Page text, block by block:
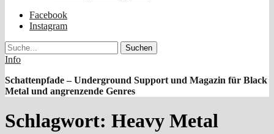
Facebook
Instagram
Suche
Info
Schattenpfade – Underground Support und Magazin für Black
Metal und angrenzende Genres
Schlagwort: Heavy Metal